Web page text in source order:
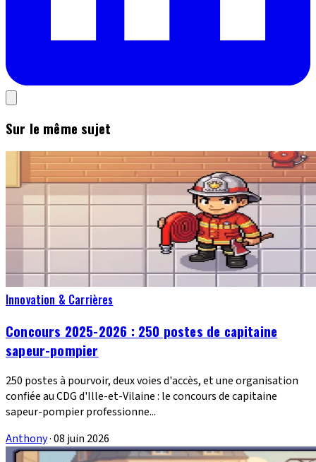
Sur le même sujet
Innovation & Carrières
Concours 2025-2026 : 250 postes de capitaine
sapeur-pompier
250 postes à pourvoir, deux voies d'accès, et une organisation
confiée au CDG d'Ille-et-Vilaine : le concours de capitaine
sapeur-pompier professionne...
Anthony·08 juin 2026